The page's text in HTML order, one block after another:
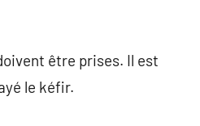
être prises. Il est
le kéfir.